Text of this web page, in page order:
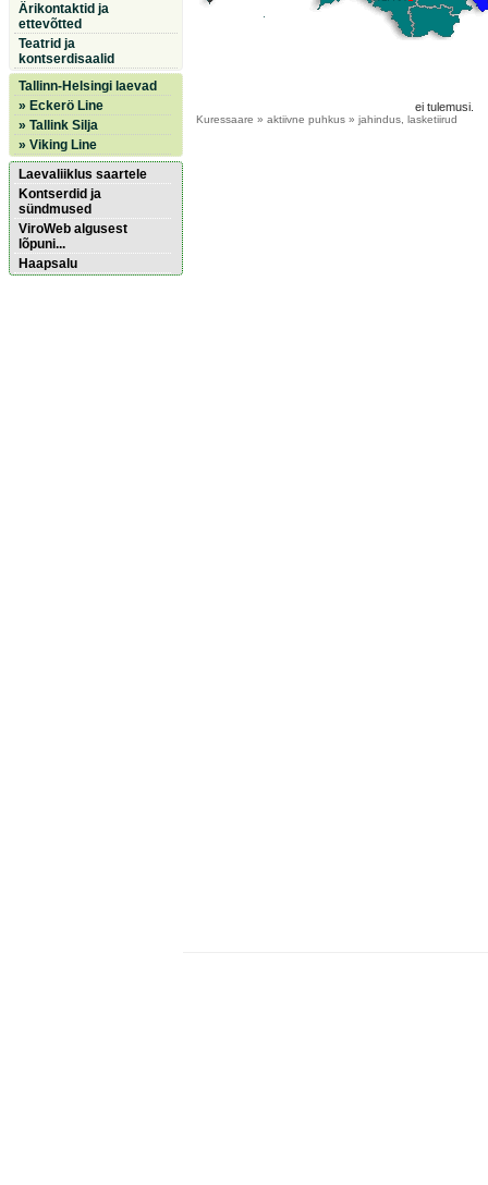
Ärikontaktid ja
ettevõtted
Teatrid ja
kontserdisaalid
Tallinn-Helsingi laevad
» Eckerö Line
» Tallink Silja
» Viking Line
Laevaliiklus saartele
Kontserdid ja
sündmused
ViroWeb algusest
lõpuni...
Haapsalu
ei tulemusi.
Kuressaare » aktiivne puhkus » jahindus, lasketiirud